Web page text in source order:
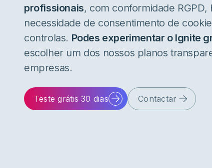
profissionais, com conformidade
necessidade de consentimento de
controlas. Podes experimentar o Ignite
escolher um dos nossos planos
empresas.
Teste grátis 30 dias Contactar